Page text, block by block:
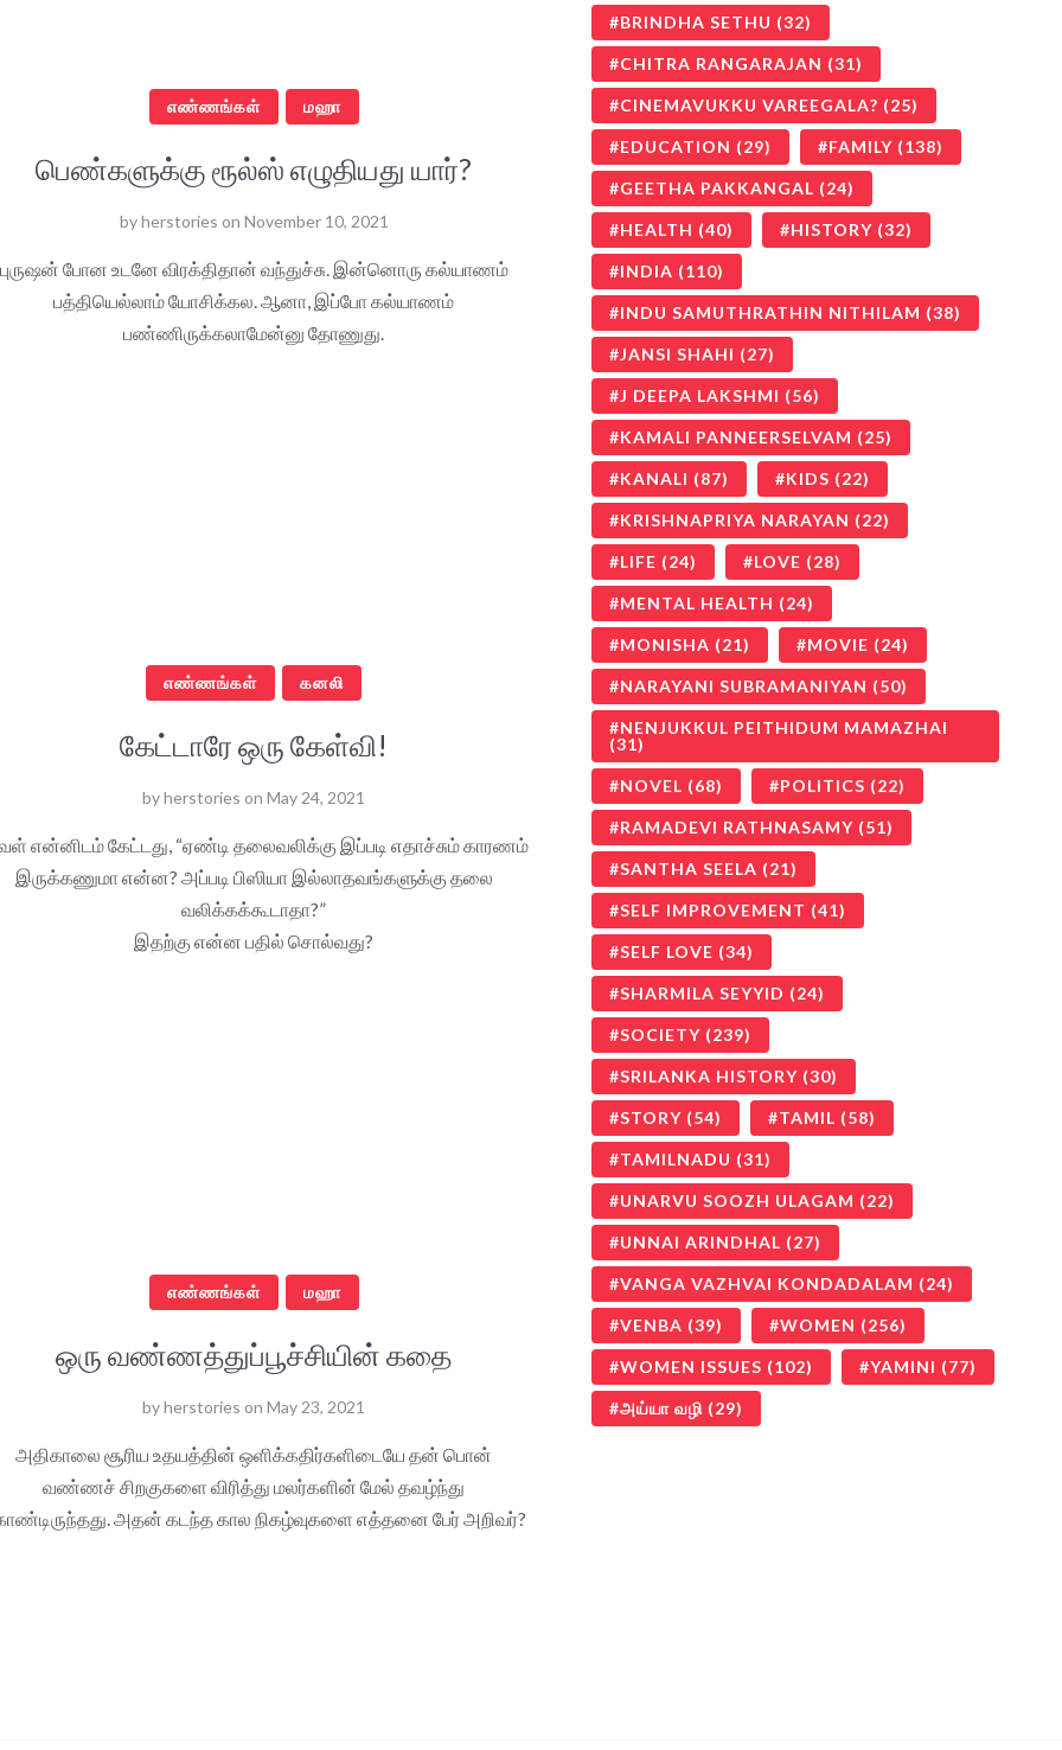
எண்ணங்கள் மஹா
பெண்களுக்கு ரூல்ஸ் எழுதியது யார்?
byherstories on November 10, 2021
புருஷன் போன உடனே விரக்திதான் வந்துச்சு. இன்னொரு கல்யாணம்
பத்தியெல்லாம் யோசிக்கல. ஆனா, இப்போ கல்யாணம்
பண்ணிருக்கலாமேன்னு தோணுது.
எண்ணங்கள் கனலி
கேட்டாரே ஒரு கேள்வி!
byherstories on May 24, 2021
என்னிடம் கேட்டது, “ஏண்டி தலைவலிக்கு இப்படி எதாச்சும் காரணம்
இருக்கணுமா என்ன? அப்படி பிஸியா இல்லாதவங்களுக்கு தலை
வலிக்கக்கூடாதா?”
இதற்கு என்ன பதில் சொல்வது?
எண்ணங்கள் மஹா
ஒரு வண்ணத்துப்பூச்சியின் கதை
byherstories on May 23, 2021
அதிகாலை சூரிய உதயத்தின் ஒளிக்கதிர்களிடையே தன் பொன்
வண்ணச் சிறகுகளை விரித்து மலர்களின் மேல் தவழ்ந்து
அதன் கடந்த கால நிகழ்வுகளை எத்தனை பேர் அறிவர்?
BRINDHA SETHU (32)
CHITRA RANGARAJAN (31)
CINEMAVUKKU VAREEGALA? (25)
EDUCATION (29) FAMILY (138)
GEETHA PAKKANGAL (24)
HEALTH (40) HISTORY (32)
INDIA (110)
INDU SAMUTHRATHIN NITHILAM (38)
JANSI SHAHI (27)
J DEEPA LAKSHMI (56)
KAMALI PANNEERSELVAM (25)
KANALI (87) KIDS (22)
KRISHNAPRIYA NARAYAN (22)
LIFE (24) LOVE (28)
MENTAL HEALTH (24)
MONISHA (21) MOVIE (24)
NARAYANI SUBRAMANIYAN (50)
NENJUKKUL PEITHIDUM MAMAZHAI
(31)
NOVEL (68) POLITICS (22)
RAMADEVI RATHNASAMY (51)
SANTHA SEELA (21)
SELF IMPROVEMENT (41)
SELF LOVE (34)
SHARMILA SEYYID (24)
SOCIETY (239)
SRILANKA HISTORY (30)
STORY (54) TAMIL (58)
TAMILNADU (31)
UNARVU SOOZH ULAGAM (22)
UNNAI ARINDHAL (27)
VANGA VAZHVAI KONDADALAM (24)
VENBA (39) WOMEN (256)
WOMEN ISSUES (102) YAMINI (77)
அய்யா வழி (29)